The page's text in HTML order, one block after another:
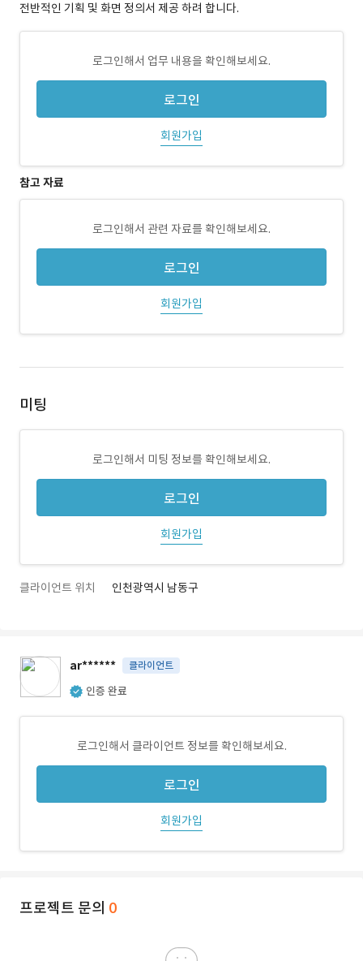
전반적인 기획 및 화면 정의서 제공 하려 합니다.
로그인해서 업무 내용을 확인해보세요.
로그인
회원가입
참고 자료
로그인해서 관련 자료를 확인해보세요.
로그인
회원가입
미팅
로그인해서 미팅 정보를 확인해보세요.
로그인
회원가입
클라이언트 위치 인천광역시 남동구
ar****** 클라이언트
인증 완료
로그인해서 클라이언트 정보를 확인해보세요.
로그인
회원가입
프로젝트 문의 0